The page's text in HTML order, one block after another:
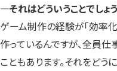
―それはどういうことでしょう
ゲーム制作の経験が「効率
作っているんですが、全員
こともあります。それをどう